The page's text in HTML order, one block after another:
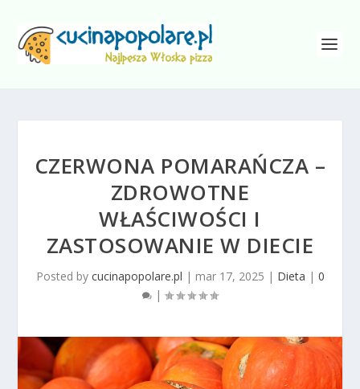
CZERWONA POMARAŃCZA –
ZDROWOTNE
WŁAŚCIWOŚCI I
ZASTOSOWANIE W DIECIE
Posted by cucinapopolare.pl | mar 17, 2025 | Dieta | 0
|